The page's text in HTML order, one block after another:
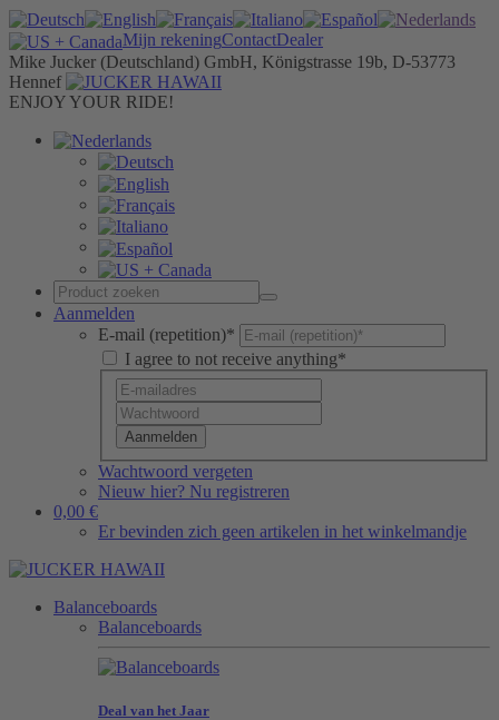
Mijn rekeningContactDealer
Mike Jucker (Deutschland) GmbH, Königstrasse 19b, D-53773
Hennef
ENJOY YOUR RIDE!
Aanmelden
E-mail (repetition)*
I agree to not receive anything*
Aanmelden
Wachtwoord vergeten
Nieuw hier? Nu registreren
0,00 €
Er bevinden zich geen artikelen in het winkelmandje
Balanceboards
Balanceboards
Deal van het Jaar